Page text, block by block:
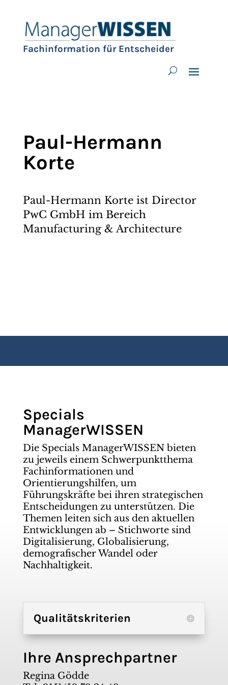
Fachinformation für Entscheider
Paul-Hermann
Korte
Paul-Hermann Korte ist Director
PwC GmbH im Bereich
Manufacturing & Architecture
Specials
ManagerWISSEN
Die Specials ManagerWISSEN bieten
zu jeweils einem Schwerpunktthema
Fachinformationen und
Orientierungshilfen, um
Führungskräfte bei ihren strategischen
Entscheidungen zu unterstützen. Die
Themen leiten sich aus den aktuellen
Entwicklungen ab – Stichworte sind
Digitalisierung, Globalisierung,
demografischer Wandel oder
Nachhaltigkeit.
Qualitätskriterien
Ihre Ansprechpartner
Regina Gödde